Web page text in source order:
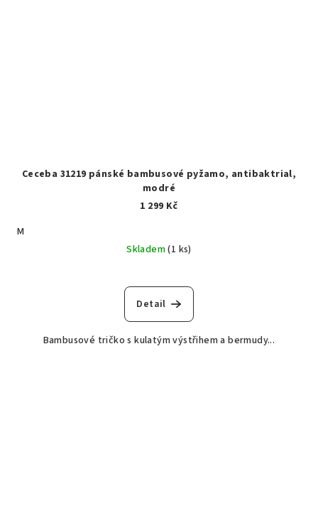
Ceceba 31219 pánské bambusové pyžamo, antibaktrial,
modré
1 299 Kč
M
Skladem(1 ks)
Detail
Bambusové tričko s kulatým výstřihem a bermudy...